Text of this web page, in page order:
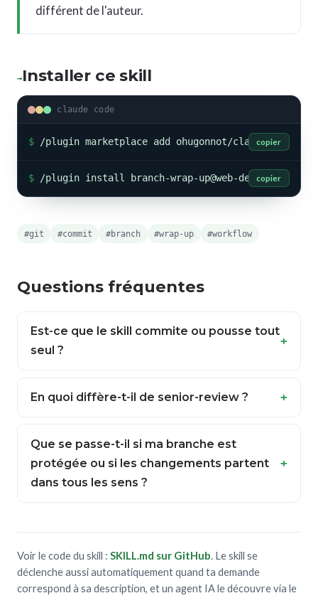
différent de l'auteur.
→Installer ce skill
claude code
$ /plugin marketplace add ohugonnot/claude-skills
copier
$ /plugin install branch-wrap-up@web-developpeur-
copier
#git #commit #branch #wrap-up #workflow
Questions fréquentes
Est-ce que le skill commite ou pousse tout
seul ?
En quoi diffère-t-il de senior-review ?
Que se passe-t-il si ma branche est
protégée ou si les changements partent
dans tous les sens ?
Voir le code du skill : SKILL.md sur GitHub. Le skill se
déclenche aussi automatiquement quand ta demande
correspond à sa description, et un agent IA le découvre via le